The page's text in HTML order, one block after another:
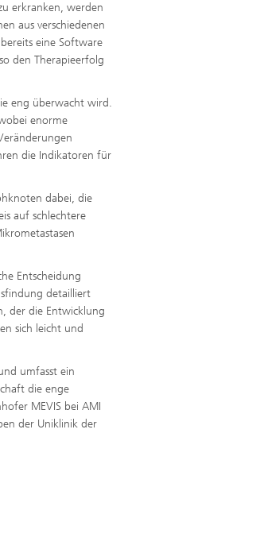
erkranken, werden
aus verschiedenen
eine Software
den Therapieerfolg
eng überwacht wird.
enorme
die Indikatoren für
dabei, die
auf schlechtere
Entscheidung
detailliert
der die Entwicklung
sich leicht und
umfasst ein
die enge
MEVIS bei AMI
der Uniklinik der